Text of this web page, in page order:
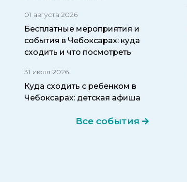
01 августа 2026
Бесплатные мероприятия и
события в Чебоксарах: куда
сходить и что посмотреть
31 июля 2026
Куда сходить с ребенком в
Чебоксарах: детская афиша
Все события